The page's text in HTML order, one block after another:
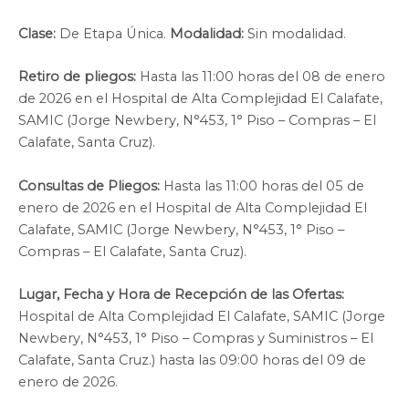
Clase: De Etapa Única. Modalidad: Sin modalidad.
Retiro de pliegos: Hasta las 11:00 horas del 08 de enero
de 2026 en el Hospital de Alta Complejidad El Calafate,
SAMIC (Jorge Newbery, N°453, 1° Piso – Compras – El
Calafate, Santa Cruz).
Consultas de Pliegos: Hasta las 11:00 horas del 05 de
enero de 2026 en el Hospital de Alta Complejidad El
Calafate, SAMIC (Jorge Newbery, N°453, 1° Piso –
Compras – El Calafate, Santa Cruz).
Lugar, Fecha y Hora de Recepción de las Ofertas:
Hospital de Alta Complejidad El Calafate, SAMIC (Jorge
Newbery, N°453, 1° Piso – Compras y Suministros – El
Calafate, Santa Cruz.) hasta las 09:00 horas del 09 de
enero de 2026.